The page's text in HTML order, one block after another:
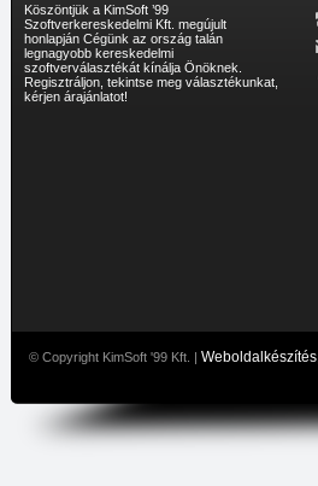
Köszöntjük a KimSoft ’99
Szoftverkereskedelmi Kft. megújult
honlapján Cégünk az ország talán
legnagyobb kereskedelmi
szoftverválasztékát kínálja Önöknek.
Regisztráljon, tekintse meg választékunkat,
kérjen árajánlatot!
© Copyright KimSoft '99 Kft. | Weboldalkészítés